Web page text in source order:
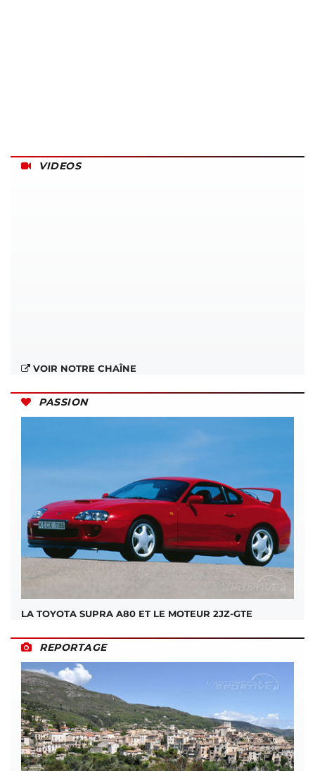
VIDEOS
VOIR NOTRE CHAÎNE
PASSION
LA TOYOTA SUPRA A80 ET LE MOTEUR 2JZ-GTE
REPORTAGE